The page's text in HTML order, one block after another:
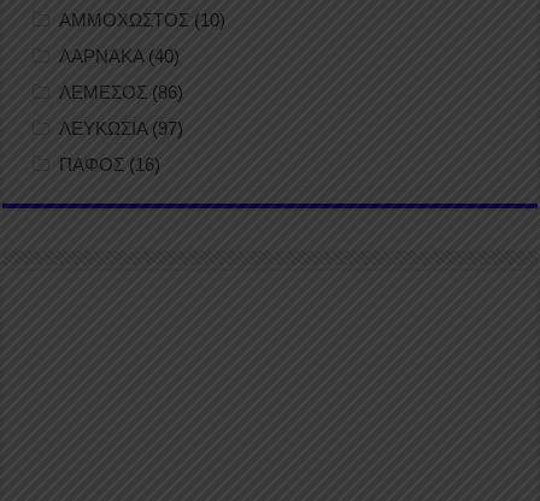
ΑΜΜΟΧΩΣΤΟΣ (10)
ΛΑΡΝΑΚΑ(40)
ΛΕΜΕΣΟΣ (86)
ΛΕΥΚΩΣΙΑ(97)
ΠΑΦΟΣ (16)